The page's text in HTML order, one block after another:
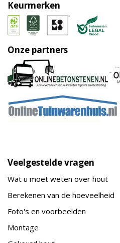
Keurmerken
Onze partners
Veelgestelde vragen
Wat u moet weten over hout
Berekenen van de hoeveelheid
Foto's en voorbeelden
Montage